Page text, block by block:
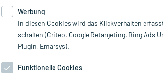
Werbung
In diesen Cookies wird das Klickverhalten
schalten (Criteo, Google Retargeting, Bing Ads
Plugin, Emarsys).
Funktionelle Cookies